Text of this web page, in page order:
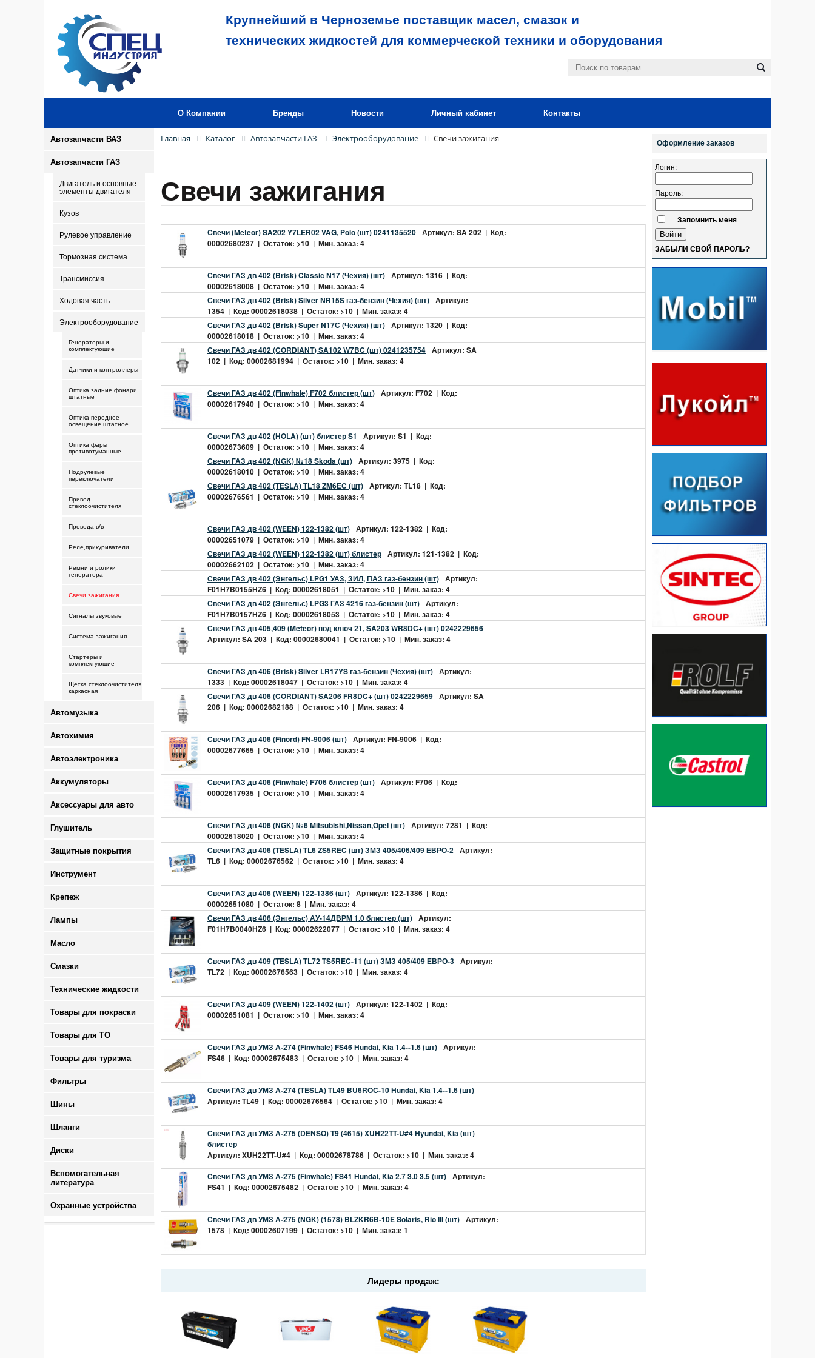
Крупнейший в Черноземье поставщик масел, смазок и
технических жидкостей для коммерческой техники и оборудования
О Компании Бренды Новости Личный кабинет Контакты
Автозапчасти ВАЗ
Автозапчасти ГАЗ
Двигатель и основные
элементы двигателя
Кузов
Рулевое управление
Тормозная система
Трансмиссия
Ходовая часть
Электрооборудование
Генераторы и
комплектующие
Датчики и контроллеры
Оптика задние фонари
штатные
Оптика переднее
освещение штатное
Оптика фары
противотуманные
Подрулевые
переключатели
Привод
стеклоочистителя
Провода в/в
Реле,прикуриватели
Ремни и ролики
генератора
Свечи зажигания
Сигналы звуковые
Система зажигания
Стартеры и
комплектующие
Щетка стеклоочистителя
каркасная
Автомузыка
Автохимия
Автоэлектроника
Аккумуляторы
Аксессуары для авто
Глушитель
Защитные покрытия
Инструмент
Крепеж
Лампы
Масло
Смазки
Технические жидкости
Товары для покраски
Товары для ТО
Товары для туризма
Фильтры
Шины
Шланги
Диски
Вспомогательная
литература
Охранные устройства
Главная Каталог Автозапчасти ГАЗ Электрооборудование Свечи зажигания
Свечи зажигания
Свечи (Meteor) SA202 Y7LER02 VAG, Polo (шт) 0241135520 Артикул: SA 202 | Код:
00002680237 | Остаток: >10 | Мин. заказ: 4
Свечи ГАЗ дв 402 (Brisk) Classic N17 (Чехия) (шт) Артикул: 1316 | Код:
00002618008 | Остаток: >10 | Мин. заказ: 4
Свечи ГАЗ дв 402 (Brisk) Silver NR15S газ-бензин (Чехия) (шт) Артикул:
1354 | Код: 00002618038 | Остаток: >10 | Мин. заказ: 4
Свечи ГАЗ дв 402 (Brisk) Super N17С (Чехия) (шт) Артикул: 1320 | Код:
00002618018 | Остаток: >10 | Мин. заказ: 4
Свечи ГАЗ дв 402 (CORDIANT) SA102 W7BC (шт) 0241235754 Артикул: SA
102 | Код: 00002681994 | Остаток: >10 | Мин. заказ: 4
Свечи ГАЗ дв 402 (Finwhale) F702 блистер (шт) Артикул: F702 | Код:
00002617940 | Остаток: >10 | Мин. заказ: 4
Свечи ГАЗ дв 402 (HOLA) (шт) блистер S1
Артикул: S1 | Код:
00002673609 | Остаток: >10 | Мин. заказ: 4
Свечи ГАЗ дв 402 (NGK) №18 Skoda (шт) Артикул: 3975 | Код:
00002618010 | Остаток: >10 | Мин. заказ: 4
Свечи ГАЗ дв 402 (TESLA) TL18 ZM6EC (шт) Артикул: TL18 | Код:
00002676561 | Остаток: >10 | Мин. заказ: 4
Свечи ГАЗ дв 402 (WEEN) 122-1382 (шт) Артикул: 122-1382 | Код:
00002651079 | Остаток: >10 | Мин. заказ: 4
Свечи ГАЗ дв 402 (WEEN) 122-1382 (шт) блистер Артикул: 121-1382 | Код:
00002662102 | Остаток: >10 | Мин. заказ: 4
Свечи ГАЗ дв 402 (Энгельс) LPG1 УАЗ, ЗИЛ, ПАЗ газ-бензин (шт) Артикул:
F01H7B0155HZ6 | Код: 00002618051 | Остаток: >10 | Мин. заказ: 4
Свечи ГАЗ дв 402 (Энгельс) LPG3 ГАЗ 4216 газ-бензин (шт) Артикул:
F01H7B0157HZ6 | Код: 00002618053 | Остаток: >10 | Мин. заказ: 4
Свечи ГАЗ дв 405,409 (Meteor) под ключ 21, SA203 WR8DC+ (шт) 0242229656
Артикул: SA 203 | Код: 00002680041 | Остаток: >10 | Мин. заказ: 4
Свечи ГАЗ дв 406 (Brisk) Silver LR17YS газ-бензин (Чехия) (шт) Артикул:
1333 | Код: 00002618047 | Остаток: >10 | Мин. заказ: 4
Свечи ГАЗ дв 406 (CORDIANT) SA206 FR8DC+ (шт) 0242229659 Артикул: SA
206 | Код: 00002682188 | Остаток: >10 | Мин. заказ: 4
Свечи ГАЗ дв 406 (Finord) FN-9006 (шт) Артикул: FN-9006 | Код:
00002677665 | Остаток: >10 | Мин. заказ: 4
Свечи ГАЗ дв 406 (Finwhale) F706 блистер (шт) Артикул: F706 | Код:
00002617935 | Остаток: >10 | Мин. заказ: 4
Свечи ГАЗ дв 406 (NGK) №6 Mitsubishi,Nissan,Opel (шт) Артикул: 7281 | Код:
00002618020 | Остаток: >10 | Мин. заказ: 4
Свечи ГАЗ дв 406 (TESLA) TL6 ZS5REC (шт) ЗМЗ 405/406/409 ЕВРО-2 Артикул:
TL6 | Код: 00002676562 | Остаток: >10 | Мин. заказ: 4
Свечи ГАЗ дв 406 (WEEN) 122-1386 (шт) Артикул: 122-1386 | Код:
00002651080 | Остаток: 8 | Мин. заказ: 4
Свечи ГАЗ дв 406 (Энгельс) АУ-14ДВРМ 1.0 блистер (шт) Артикул:
F01H7B0040HZ6 | Код: 00002622077 | Остаток: >10 | Мин. заказ: 4
Свечи ГАЗ дв 409 (TESLA) TL72 TS5REC-11 (шт) ЗМЗ 405/409 ЕВРО-3 Артикул:
TL72 | Код: 00002676563 | Остаток: >10 | Мин. заказ: 4
Свечи ГАЗ дв 409 (WEEN) 122-1402 (шт) Артикул: 122-1402 | Код:
00002651081 | Остаток: >10 | Мин. заказ: 4
Свечи ГАЗ дв УМЗ А-274 (Finwhale) FS46 Hundai, Kia 1.4--1.6 (шт) Артикул:
FS46 | Код: 00002675483 | Остаток: >10 | Мин. заказ: 4
Свечи ГАЗ дв УМЗ А-274 (TESLA) TL49 BU6ROC-10 Hundai, Kia 1.4--1.6 (шт)
Артикул: TL49 | Код: 00002676564 | Остаток: >10 | Мин. заказ: 4
Свечи ГАЗ дв УМЗ А-275 (DENSO) T9 (4615) XUH22TT-U#4 Hyundai, Kia (шт)
блистер
Артикул: XUH22TT-U#4 | Код: 00002678786 | Остаток: >10 | Мин. заказ: 4
Свечи ГАЗ дв УМЗ А-275 (Finwhale) FS41 Hundai, Kia 2.7 3.0 3.5 (шт) Артикул:
FS41 | Код: 00002675482 | Остаток: >10 | Мин. заказ: 4
Свечи ГАЗ дв УМЗ А-275 (NGK) (1578) BLZKR6B-10E Solaris, Rio III (шт) Артикул:
1578 | Код: 00002607199 | Остаток: >10 | Мин. заказ: 1
Лидеры продаж:
Оформление заказов
Логин:
Пароль:
Запомнить меня
ЗАБЫЛИ СВОЙ ПАРОЛЬ?